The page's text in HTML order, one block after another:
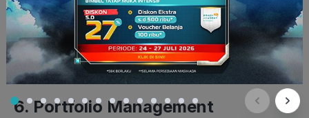
dapat bekerja di suatu perusahaan atau juga sebagai
penerjemah lepas (freelancer). Penerjemah lepas yang tidak
terikat pada suatu perusahaan juga bisa menghasilkan
banyak uang,lho.
6. Portfolio Management